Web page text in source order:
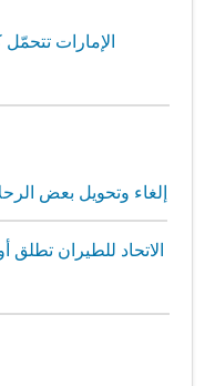
الإمارات
إلغاء وتحويل بعض
الاتحاد للطيران تطلق